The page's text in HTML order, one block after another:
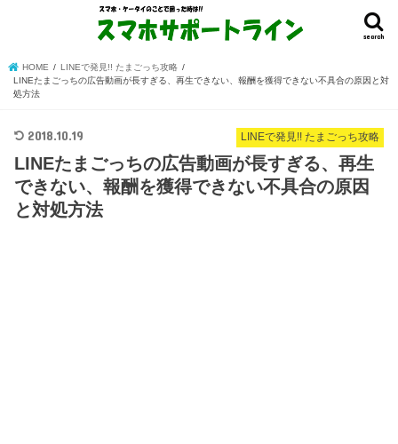
search
HOME
LINEで発見!! たまごっち攻略
LINEたまごっちの広告動画が長すぎる、再生できない、報酬を獲得できない不具合の原因と対
処方法
LINEで発見!! たまごっち攻略
2018.10.19
LINEたまごっちの広告動画が長すぎる、再生
できない、報酬を獲得できない不具合の原因
と対処方法